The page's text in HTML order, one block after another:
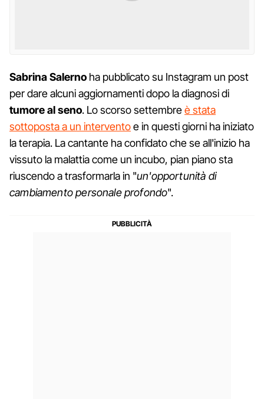
Sabrina Salerno ha pubblicato su Instagram un post
per dare alcuni aggiornamenti dopo la diagnosi di
tumore al seno. Lo scorso settembreè stata
sottoposta a un interventoe in questi giorni ha iniziato
la terapia. La cantante ha confidato che se all'inizio ha
vissuto la malattia come un incubo, pian piano sta
riuscendo a trasformarla in "un'opportunità di
cambiamento personale profondo".